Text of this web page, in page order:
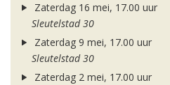
Zaterdag 16 mei, 17.00 uur
Sleutelstad 30
Zaterdag 9 mei, 17.00 uur
Sleutelstad 30
Zaterdag 2 mei, 17.00 uur